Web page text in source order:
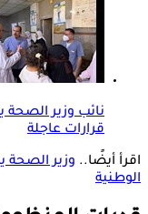
نائب وزير
قرارات عاجلة
اقرأ أيضًا.. وزير
الوطنية